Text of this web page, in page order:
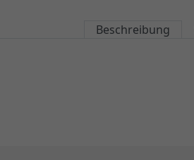
Beschreibung